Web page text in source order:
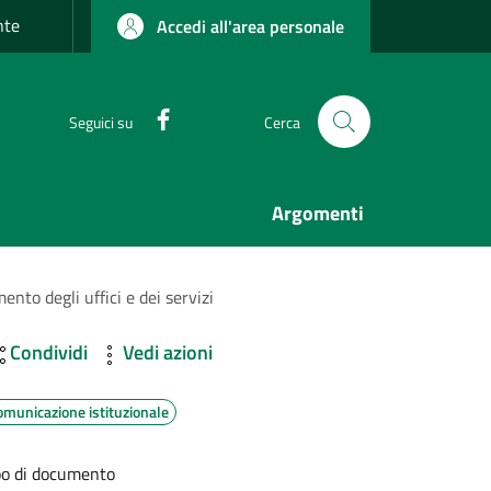
Accedi all'area personale
Seguici su Cerca
Argomenti
degli uffici e dei servizi
Condividi Vedi azioni
istituzionale
di documento